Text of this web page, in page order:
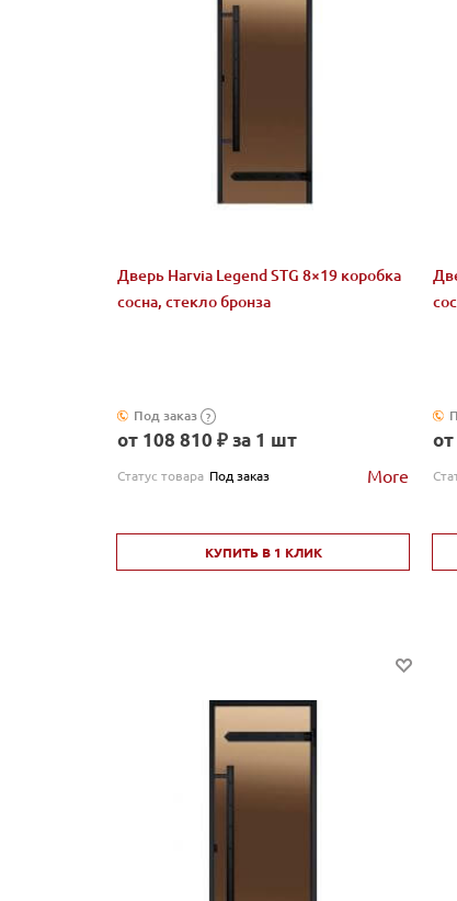
Дверь Harvia Legend STG 8×19 коробка
сосна, стекло бронза
Под заказ ?
от 108 810 ₽ за 1 шт
Статус товара Под заказ More
КУПИТЬ В 1 КЛИК